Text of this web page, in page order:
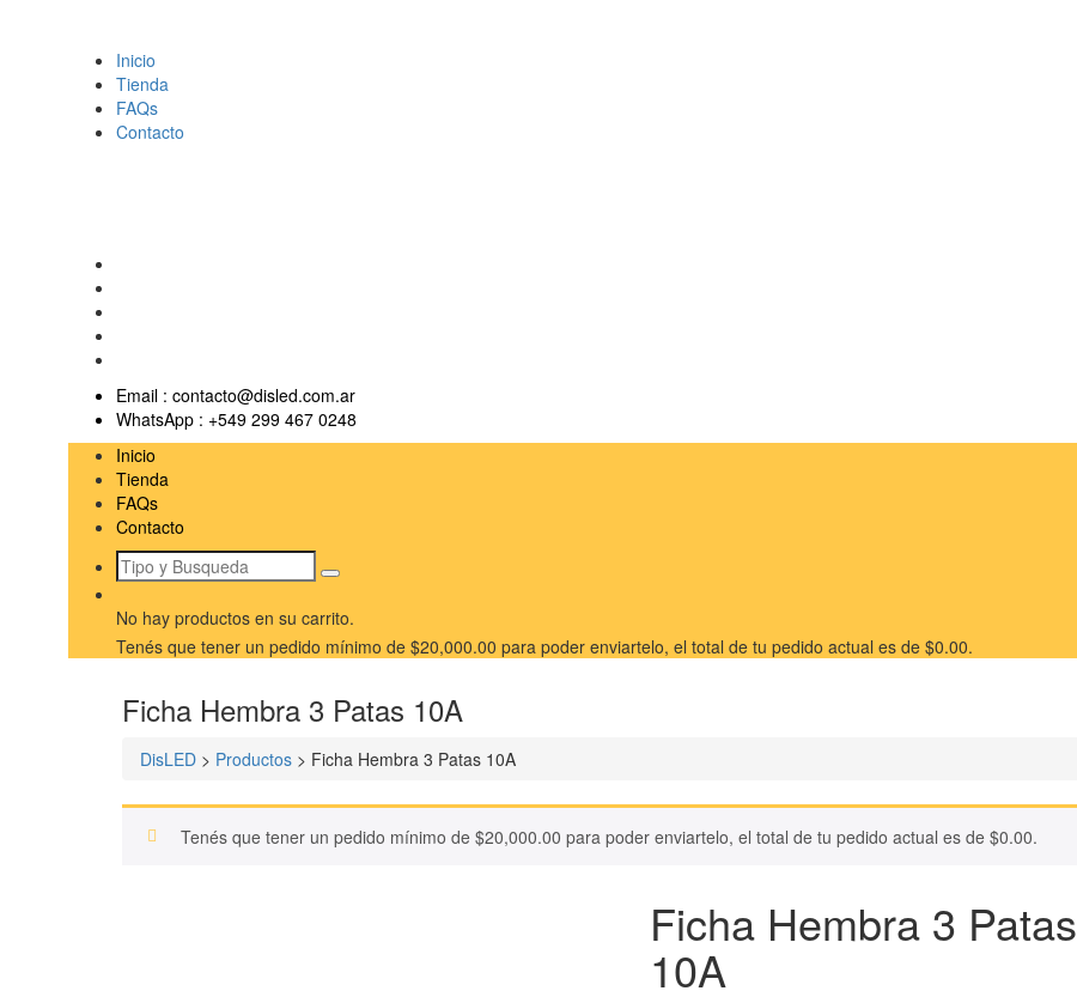
Inicio
Tienda
FAQs
Contacto
Email : contacto@disled.com.ar
WhatsApp : +549 299 467 0248
Inicio
Tienda
FAQs
Contacto
No hay productos en su carrito.
Tenés que tener un pedido mínimo de $20,000.00 para poder enviartelo, el total de tu pedido actual es de $0.00.
Ficha Hembra 3 Patas 10A
DisLED > Productos > Ficha Hembra 3 Patas 10A
Tenés que tener un pedido mínimo de $20,000.00 para poder enviartelo, el total de tu pedido actual es de $0.00.
Ficha Hembra 3 Patas
10A